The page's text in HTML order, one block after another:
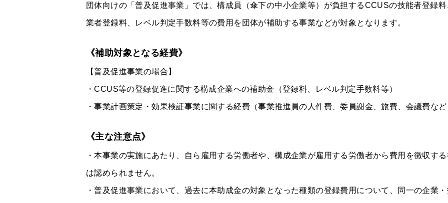
団体向けの「普及促進事業」では、構成員（傘下の中小企業等）が負担するCCUSの技能者登録料
業者登録料、レベル判定手数料等の費用を団体が補助する事業などが対象となります。
《補助対象となる経費》
【普及促進事業の場合】
・CCUS等の登録促進に関する構成企業への補助金（登録料、レベル判定手数料等）
・事業計画策定・効果検証事業に関する経費（事業推進員の人件費、委員謝金、旅費、会議費など
《主な注意点》
・本事業の実施にあたり、自ら雇用する労働者や、構成企業が雇用する労働者から費用を徴収する
は認められません。
・普及促進事業において、過去に本助成金の対象となった種類の登録費用について、同一の企業